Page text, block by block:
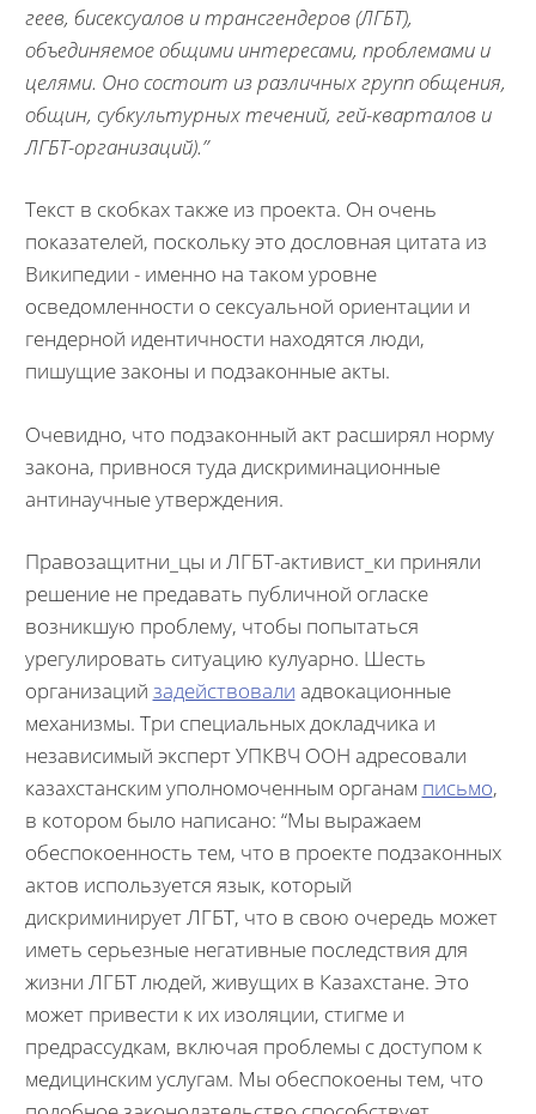
геев, бисексуалов и трансгендеров (ЛГБТ),
объединяемое общими интересами, проблемами и
целями. Оно состоит из различных групп общения,
общин, субкультурных течений, гей-кварталов и
ЛГБТ-организаций).”
Текст в скобках также из проекта. Он очень
показателей, поскольку это дословная цитата из
Википедии - именно на таком уровне
осведомленности о сексуальной ориентации и
гендерной идентичности находятся люди,
пишущие законы и подзаконные акты.
Очевидно, что подзаконный акт расширял норму
закона, привнося туда дискриминационные
антинаучные утверждения.
Правозащитни_цы и ЛГБТ-активист_ки приняли
решение не предавать публичной огласке
возникшую проблему, чтобы попытаться
урегулировать ситуацию кулуарно. Шесть
организаций задействовали адвокационные
механизмы. Три специальных докладчика и
независимый эксперт УПКВЧ ООН адресовали
казахстанским уполномоченным органам письмо,
в котором было написано: “Мы выражаем
обеспокоенность тем, что в проекте подзаконных
актов используется язык, который
дискриминирует ЛГБТ, что в свою очередь может
иметь серьезные негативные последствия для
жизни ЛГБТ людей, живущих в Казахстане. Это
может привести к их изоляции, стигме и
предрассудкам, включая проблемы с доступом к
медицинским услугам. Мы обеспокоены тем, что